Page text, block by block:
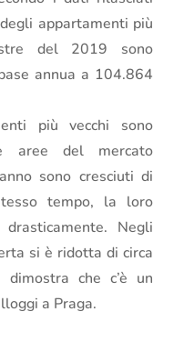
appartamenti più
del 2019 sono
annua a 104.864
più vecchi sono
aree del mercato
sono cresciuti di
tempo, la loro
Negli
si è ridotta di circa
che c’è un
a Praga.